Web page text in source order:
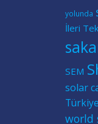
yolunda
İleri
SEM
solar
Türkiye
world